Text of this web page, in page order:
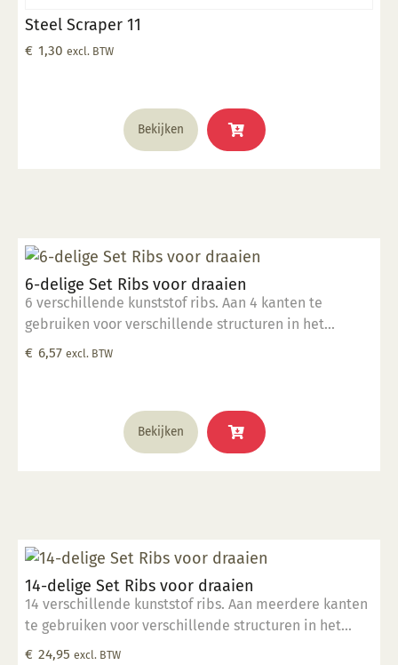
Steel Scraper 11
€ 1,30 excl. BTW
Bekijken
6-delige Set Ribs voor draaien
6 verschillende kunststof ribs. Aan 4 kanten te
gebruiken voor verschillende structuren in het
draaiwerk.
€ 6,57 excl. BTW
Bekijken
14-delige Set Ribs voor draaien
14 verschillende kunststof ribs. Aan meerdere kanten
te gebruiken voor verschillende structuren in het
draaiwerk.
€ 24,95 excl. BTW